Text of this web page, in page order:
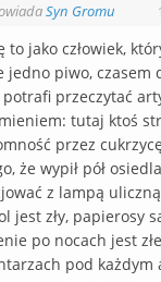
Syn Gromu
to jako człowiek,
jedno piwo, czasem
przeczytać
tutaj ktoś
przez
że wypił pół
z lampą
jest zły, papierosy
po nocach jest
pod każdym